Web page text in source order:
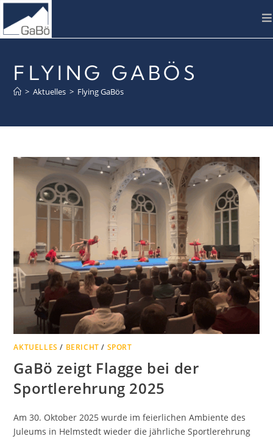
FLYING GABÖS
> Aktuelles > Flying GaBös
AKTUELLES / BERICHT / SPORT
GaBö zeigt Flagge bei der
Sportlerehrung 2025
Am 30. Oktober 2025 wurde im feierlichen Ambiente des
Juleums in Helmstedt wieder die jährliche Sportlerehrung